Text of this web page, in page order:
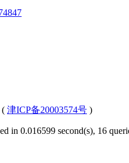
( 津ICP备20003574号 )
in 0.016599 second(s), 16